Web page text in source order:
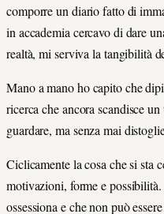
comporre un diario fatto di
in accademia cercavo di dare
realtà, mi serviva la tangibilità
Mano a mano ho capito che
ricerca che ancora scandisce
guardare, ma senza mai
Ciclicamente la cosa che si sta
motivazioni, forme e
ossessiona e che non può